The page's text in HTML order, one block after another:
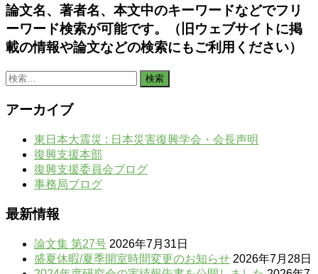
論文名、著者名、本文中のキーワードなどでフリ
ーワード検索が可能です。（旧ウェブサイトに掲
載の情報や論文などの検索にもご利用ください）
検
アーカイブ
東日本大震災 : 日本災害復興学会・会長声明
復興支援本部
復興支援委員会ブログ
事務局ブログ
最新情報
論文集 第27号 2026年7月31日
盛夏休暇/夏季開室時間変更のお知らせ 2026年7月28日